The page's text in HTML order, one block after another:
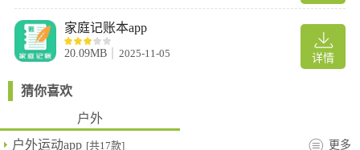
详情
家庭记账本app
20.09MB 2025-11-05
猜你喜欢
户外
户外运动app [共17款] 更多